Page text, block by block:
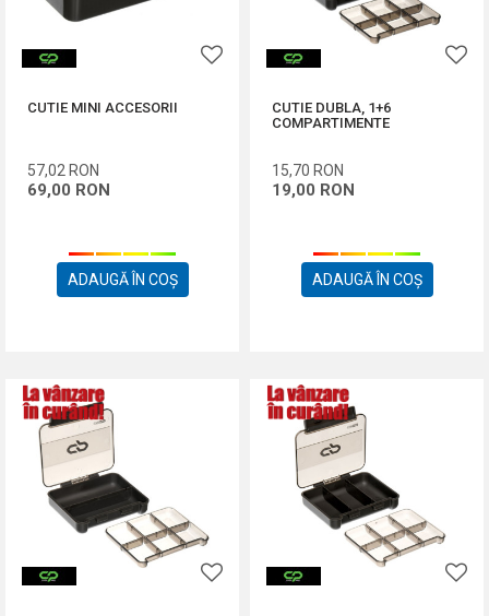
CUTIE MINI ACCESORII
57,02 RON
69,00 RON
ADAUGĂ ÎN COȘ
CUTIE DUBLA, 1+6
COMPARTIMENTE
15,70 RON
19,00 RON
ADAUGĂ ÎN COȘ